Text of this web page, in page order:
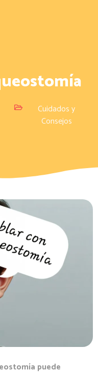
Cuidados y
Consejos
puede